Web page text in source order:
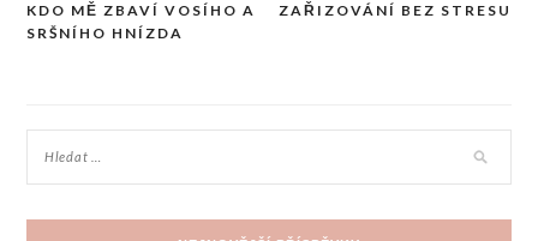
Navigace
KDO MĚ ZBAVÍ VOSÍHO A
SRŠNÍHO HNÍZDA
ZAŘIZOVÁNÍ BEZ STRESU